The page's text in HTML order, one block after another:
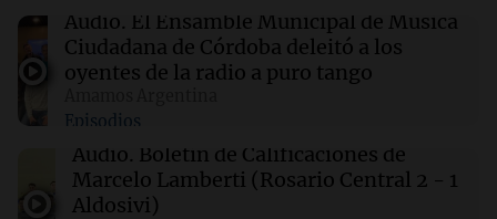
China se prepara para el tifón Dolphin; cierran
escuelas y actividades turísticas en varias
provincias
00:32 Clima
Clima en Salta: cómo estará el tiempo este
sábado 8 de agosto
Audio. El Ensamble Municipal de Música
Ciudadana de Córdoba deleitó a los
oyentes de la radio a puro tango
Episodios
Audio. Boletín de Calificaciones de
Marcelo Lamberti (Rosario Central 2 - 1
Aldosivi)